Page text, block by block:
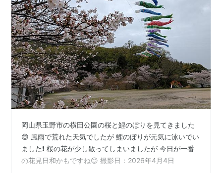
岡山県玉野市の横田公園の桜と鯉のぼりを見てきました
😊 風雨で荒れた天気でしたが 鯉のぼりが元気に泳いでい
ました❗ 桜の花が少し散ってしまいましたが 今日が一番
の花見日和かもですね😊 撮影日：2026年4月4日